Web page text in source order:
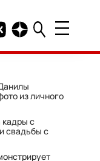
канал HELLO
HELLO
Канал HELLO в
из личного
кадры с
свадьбы с